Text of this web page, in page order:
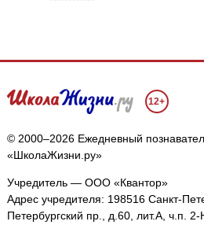
12+
© 2000–2026 Ежедневный
«ШколаЖизни.ру»
Учредитель — ООО «Квантор»
Адрес учредителя: 198516 Санкт-
Петербургский пр., д.60, лит.А, ч.п.